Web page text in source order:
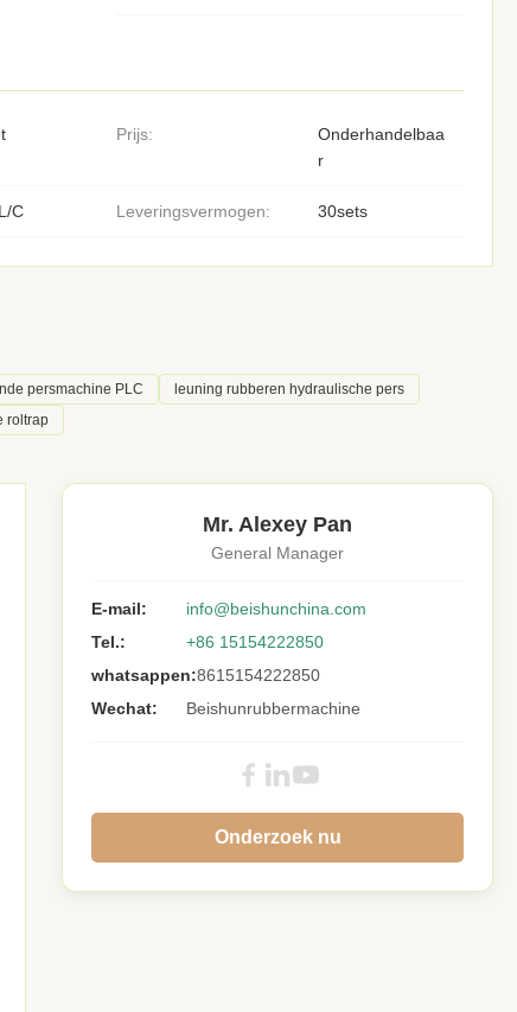
Prijs:
Onderhandelbaa
r
C Leveringsvermogen: 30sets
persmachine PLC
leuning rubberen hydraulische pers
roltrap
Mr. Alexey Pan
General Manager
E-mail:
info@beishunchina.com
Tel.:
+86 15154222850
whatsappen:8615154222850
Wechat:
Beishunrubbermachine
Onderzoek nu